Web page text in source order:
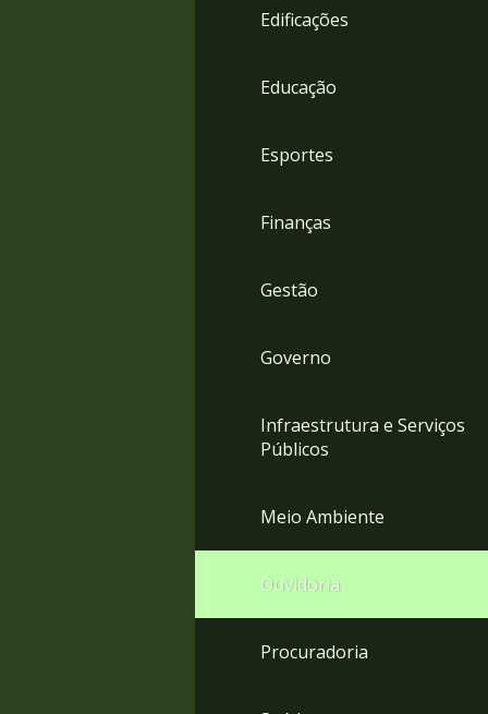
Edificações
Educação
Esportes
Finanças
Gestão
Governo
Infraestrutura e Serviços
Públicos
Meio Ambiente
Ouvidoria
Procuradoria